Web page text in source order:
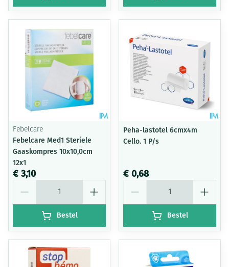
Febelcare
Febelcare Med1 Steriele
Gaaskompres 10x10,0cm
12x1
€ 3,10
Bestel
Peha-lastotel 6cmx4m
Cello. 1 P/s
€ 0,68
Bestel